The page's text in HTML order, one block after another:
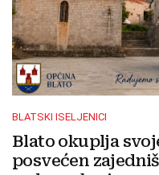
BLATSKI ISELJENICI
Blato okuplja
posvećen